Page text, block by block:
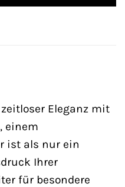
Eleganz mit
einem
ist als nur ein
Ihrer
für besondere